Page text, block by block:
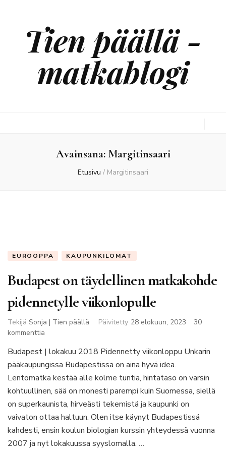
Tien päällä -
matkablogi
Avainsana: Margitinsaari
Etusivu / Margitinsaari
EUROOPPA KAUPUNKILOMAT
Budapest on täydellinen matkakohde
pidennetylle viikonlopulle
Tekijä Sonja | Tien päällä Päivitetty 28 elokuun, 2023
30
kommenttia
on
täydellinen
matkakohde
viikonlopulle
Budapest | lokakuu 2018 Pidennetty viikonloppu Unkarin
pääkaupungissa Budapestissa on aina hyvä idea.
Lentomatka kestää alle kolme tuntia, hintataso on varsin
kohtuullinen, sää on monesti parempi kuin Suomessa, siellä
on superkaunista, hirveästi tekemistä ja kaupunki on
vaivaton ottaa haltuun. Olen itse käynyt Budapestissä
kahdesti, ensin koulun biologian kurssin yhteydessä vuonna
2007 ja nyt lokakuussa syyslomalla. …